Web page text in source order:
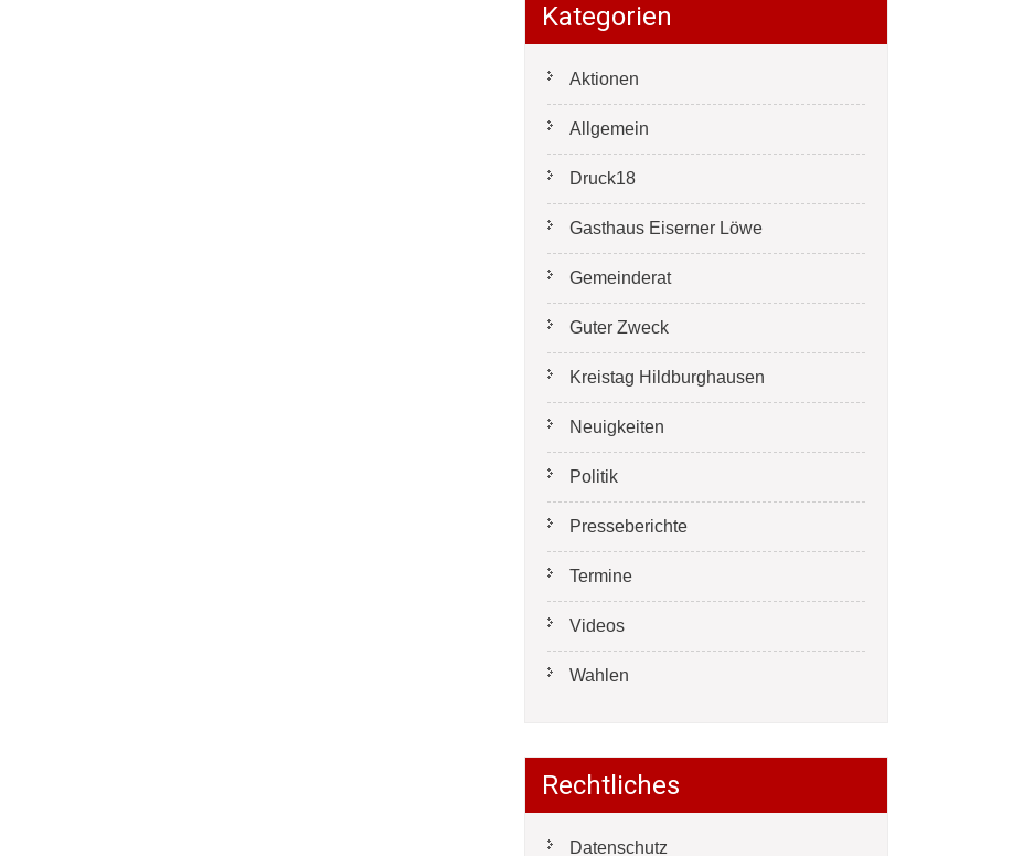
Kategorien
Aktionen
Allgemein
Druck18
Gasthaus Eiserner Löwe
Gemeinderat
Guter Zweck
Kreistag Hildburghausen
Neuigkeiten
Politik
Presseberichte
Termine
Videos
Wahlen
Rechtliches
Datenschutz